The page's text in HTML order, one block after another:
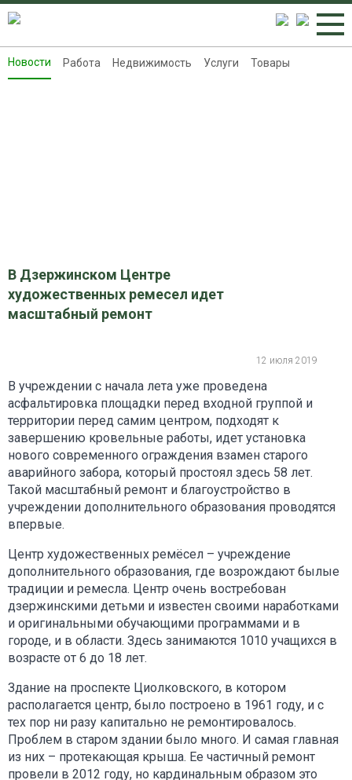
Новости
Новости Работа Недвижимость Услуги Товары
В Дзержинском Центре
художественных ремесел идет
масштабный ремонт
12 июля 2019
В учреждении с начала лета уже проведена
асфальтировка площадки перед входной группой и
территории перед самим центром, подходят к
завершению кровельные работы, идет установка
нового современного ограждения взамен старого
аварийного забора, который простоял здесь 58 лет.
Такой масштабный ремонт и благоустройство в
учреждении дополнительного образования проводятся
впервые.
Центр художественных ремёсел – учреждение
дополнительного образования, где возрождают былые
традиции и ремесла. Центр очень востребован
дзержинскими детьми и известен своими наработками
и оригинальными обучающими программами и в
городе, и в области. Здесь занимаются 1010 учащихся в
возрасте от 6 до 18 лет.
Здание на проспекте Циолковского, в котором
располагается центр, было построено в 1961 году, и с
тех пор ни разу капитально не ремонтировалось.
Проблем в старом здании было много. И самая главная
из них – протекающая крыша. Ее частичный ремонт
провели в 2012 году, но кардинальным образом это